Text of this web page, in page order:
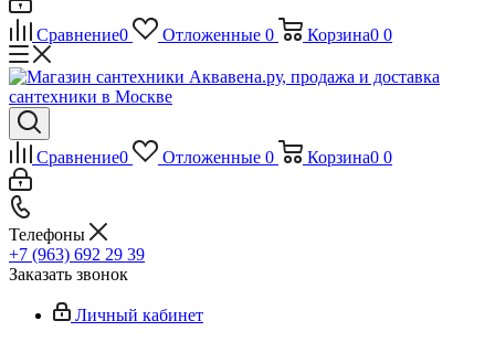
Сравнение0 Отложенные 0 Корзина0 0
Сравнение0 Отложенные 0 Корзина0 0
Телефоны
+7 (963) 692 29 39
Заказать звонок
Личный кабинет